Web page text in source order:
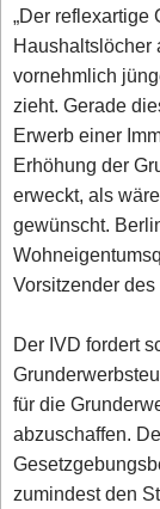
„Der reflexartige
Haushaltslöcher
vornehmlich
zieht. Gerade
Erwerb einer
Erhöhung der
erweckt, als
gewünscht.
Vorsitzender
Der IVD fordert
für die
abzuschaffen.
zumindest den